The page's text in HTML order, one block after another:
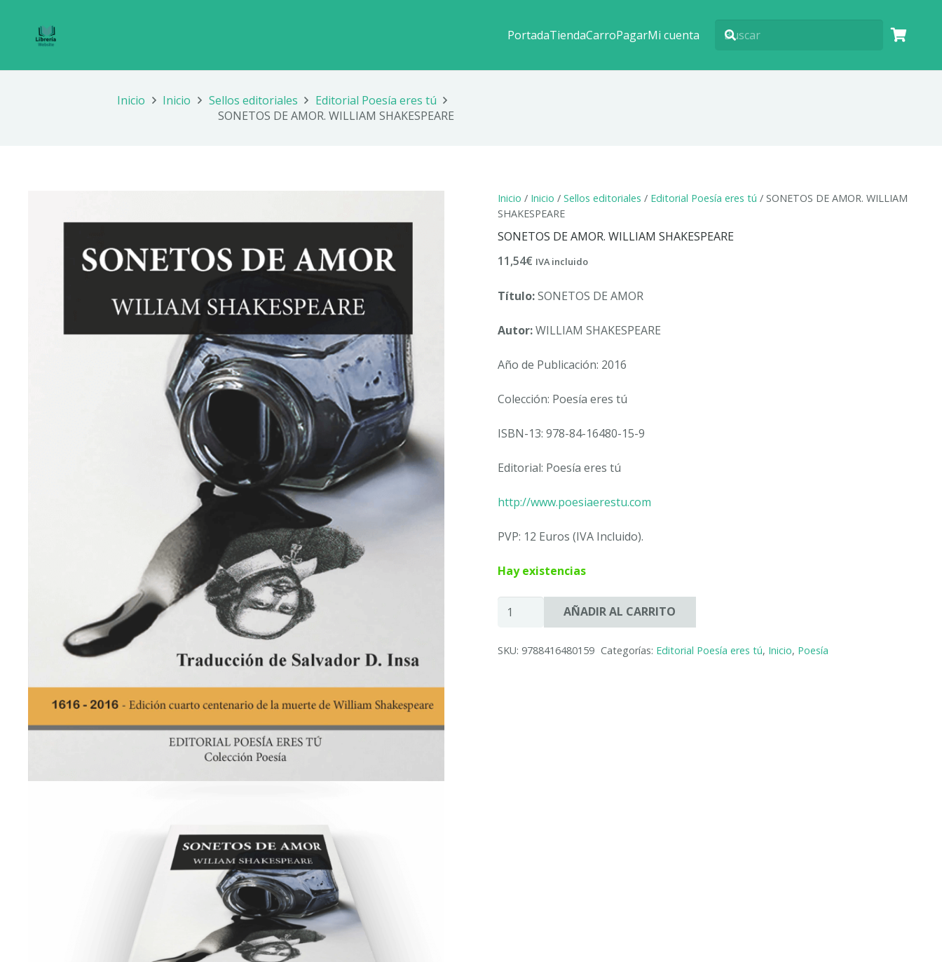
PortadaTiendaCarroPagarMi cuenta
Inicio Inicio Sellos editoriales
Editorial Poesía eres tú
SONETOS DE AMOR. WILLIAM SHAKESPEARE
Inicio / Inicio / Sellos editoriales / Editorial Poesía eres tú / SONETOS DE AMOR. WILLIAM
SHAKESPEARE
SONETOS DE AMOR. WILLIAM SHAKESPEARE
11,54€ IVA incluido
Título:SONETOS DE AMOR
Autor:WILLIAM SHAKESPEARE
Año de Publicación: 2016
Colección: Poesía eres tú
ISBN-13: 978-84-16480-15-9
Editorial: Poesía eres tú
http://www.poesiaerestu.com
PVP: 12 Euros (IVA Incluido).
Hay existencias
SONETOS
DE
WILLIAM
AÑADIR AL CARRITO
SKU: 9788416480159 Categorías: Editorial Poesía eres tú, Inicio, Poesía